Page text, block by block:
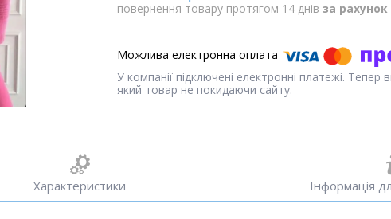
повернення товару протягом 14 днів за
У компанії підключені електронні платежі.
який товар не покидаючи сайту.
Характеристики Інформація